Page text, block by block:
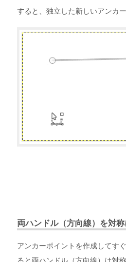
すると、独立した新しいアンカ
両ハンドル（方向線）を対
アンカーポイントを作成してす